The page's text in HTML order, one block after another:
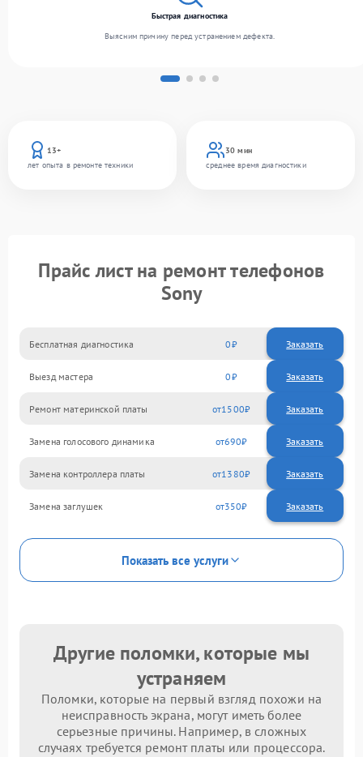
13+
лет опыта в ремонте техники
30 мин
среднее время диагностики
Быстрая диагностика
Выясним причину перед устранением дефекта.
Прайс лист на ремонт телефонов
Sony
Бесплатная диагностика 0 Заказать
Выезд мастера 0 Заказать
Ремонт материнской платы 1500
Замена голосового динамика 690
Замена контроллера платы 1380
Замена заглушек 350
Показать все услуги
Другие поломки, которые мы
устраняем
Поломки, которые на первый взгляд похожи на
неисправность экрана, могут иметь более
серьезные причины. Например, в сложных
случаях требуется ремонт платы или процессора.